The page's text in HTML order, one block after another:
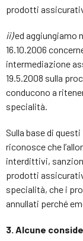
prodotti
ii)ed aggiungiamo
16.10.2006
intermediazione
19.5.2008 sulla
conducono a
specialità.
Sulla base di
riconosce che
interdittivi,
prodotti
specialità, che i
annullati perché
3. Alcune